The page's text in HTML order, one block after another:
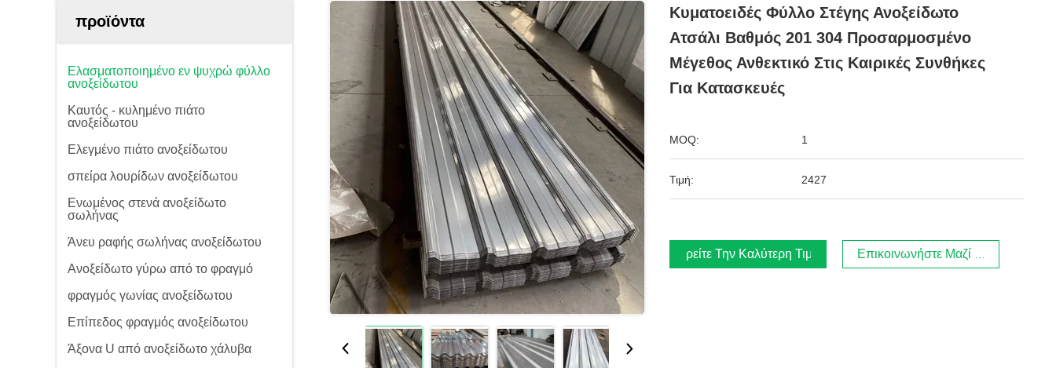
προϊόντα
Ελασματοποιημένο εν ψυχρώ φύλλο
ανοξείδωτου
Καυτός - κυλημένο πιάτο
ανοξείδωτου
Ελεγμένο πιάτο ανοξείδωτου
σπείρα λουρίδων ανοξείδωτου
Ενωμένος στενά ανοξείδωτο
σωλήνας
Άνευ ραφής σωλήνας ανοξείδωτου
Ανοξείδωτο γύρω από το φραγμό
φραγμός γωνίας ανοξείδωτου
Επίπεδος φραγμός ανοξείδωτου
Άξονα U από ανοξείδωτο χάλυβα
Κυματοειδές Φύλλο Στέγης Ανοξείδωτο
Ατσάλι Βαθμός 201 304 Προσαρμοσμένο
Μέγεθος Ανθεκτικό Στις Καιρικές Συνθήκες
Για Κατασκευές
MOQ: 1
Τιμή: 2427
Βρείτε Την Καλύτερη Τιμή Επικοινωνήστε Μαζί Μας